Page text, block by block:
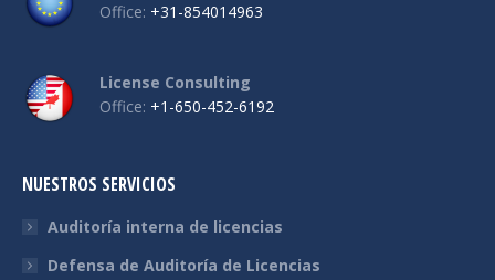
Office: +31-854014963
License Consulting
Office: +1-650-452-6192
NUESTROS SERVICIOS
Auditoría interna de licencias
Defensa de Auditoría de Licencias